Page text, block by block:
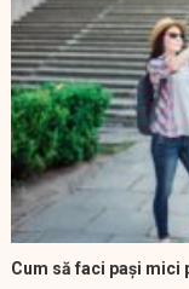
Cum să faci pași